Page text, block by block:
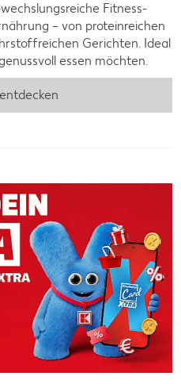
Fitness-
– von proteinreichen
Gerichten. Ideal
essen möchten.